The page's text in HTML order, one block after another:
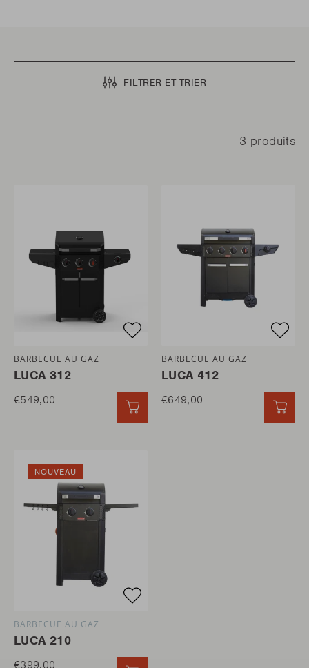
FILTRER ET TRIER
3 produits
BARBECUE AU GAZ
LUCA 312
€549,00
BARBECUE AU GAZ
LUCA 412
€649,00
BARBECUE AU GAZ
NOUVEAU
LUCA 210
€399,00